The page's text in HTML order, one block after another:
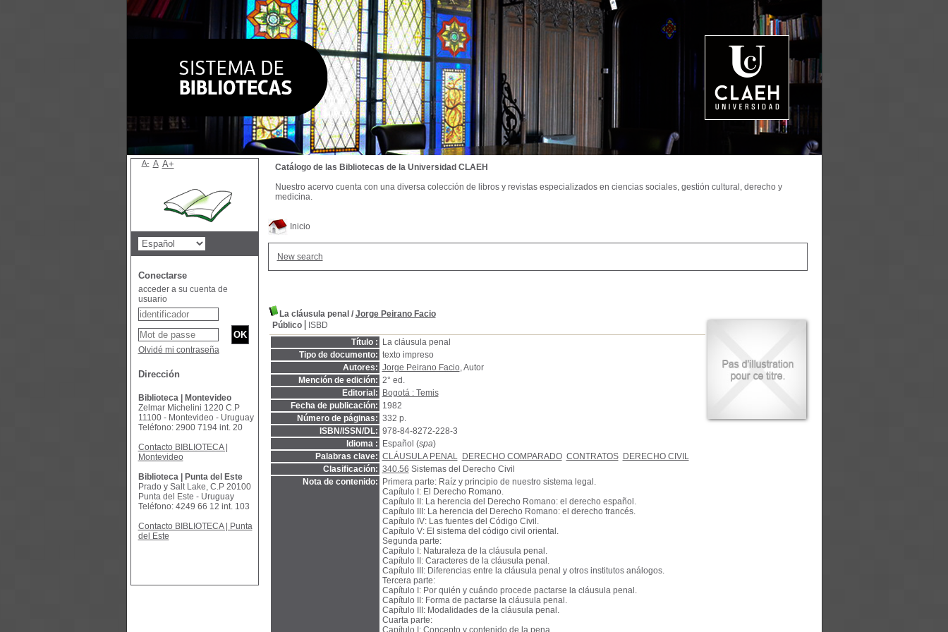
Inicio
New search
La cláusula penal / Jorge Peirano Facio
Público
ISBD
Título :
La cláusula penal
Tipo de documento: texto impreso
Autores: Jorge Peirano Facio, Autor
Mención de edición: 2° ed.
Editorial:
Bogotá : Temis
Fecha de publicación: 1982
Número de páginas: 332 p.
ISBN/ISSN/DL: 978-84-8272-228-3
Idioma :
Español (spa)
Palabras clave: CLÁUSULA PENAL DERECHO COMPARADO CONTRATOS
DERECHO CIVIL
Clasificación: 340.56 Sistemas del Derecho Civil
Nota de contenido:
Primera parte: Raíz y principio de nuestro sistema legal.
Capítulo I: El Derecho Romano.
Capítulo II: La herencia del Derecho Romano: el derecho español.
Capítulo III: La herencia del Derecho Romano: el derecho francés.
Capítulo IV: Las fuentes del Código Civil.
Capítulo V: El sistema del código civil oriental.
Segunda parte:
Capítulo I: Naturaleza de la cláusula penal.
Capítulo II: Caracteres de la cláusula penal.
Capítulo III: Diferencias entre la cláusula penal y otros institutos análogos.
Tercera parte:
Capítulo I: Por quién y cuándo procede pactarse la cláusula penal.
Capítulo II: Forma de pactarse la cláusula penal.
Capítulo III: Modalidades de la cláusula penal.
Cuarta parte:
Capítulo I: Concepto y contenido de la pena.
Catálogo de las Bibliotecas de la Universidad CLAEH
Nuestro acervo cuenta con una diversa colección de libros y revistas especializados en ciencias sociales, gestión cultural, derecho y
medicina.
A- A A+
Conectarse
acceder a su cuenta de
usuario
Olvidé mi contraseña
Dirección
Biblioteca | Montevideo
Zelmar Michelini 1220 C.P
11100 - Montevideo - Uruguay
Teléfono: 2900 7194 int. 20
Contacto BIBLIOTECA |
Montevideo
Biblioteca | Punta del Este
Prado y Salt Lake, C.P 20100
Punta del Este - Uruguay
Teléfono: 4249 66 12 int. 103
Contacto BIBLIOTECA | Punta
del Este